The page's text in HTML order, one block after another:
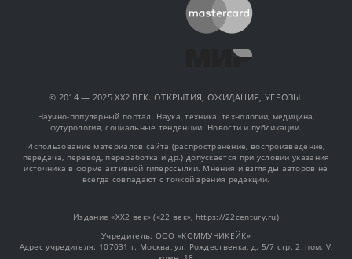
© 2014 — 2025 XX2 ВЕК. ОТКРЫТИЯ, ОЖИДАНИЯ, УГРОЗЫ.
Научно-популярный портал. Наука, техника, технологии, медицина,
футурология, социальные тенденции. Новости и публикации.
Использование материалов сайта (распространение, воспроизведение,
передача, перевод, переработка и др.) допускается при условии указания
источника в форме активной гиперссылки. Мнения и взгляды авторов не
всегда совпадают с точкой зрения редакции.
Издание «XX2 век» («22 век», https://22century.ru)
Учредитель: OOO «КОММУНИКЕЙК»
Адрес учредителя: 107031 г. Москва, ул. Рождественка, д. 5/7 стр. 2, пом. V,